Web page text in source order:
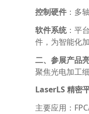
控制硬件 ：多
软件系统：平
件，为智能化
二、参展产品
聚焦光电加工
LaserLS 精密
主要应用：